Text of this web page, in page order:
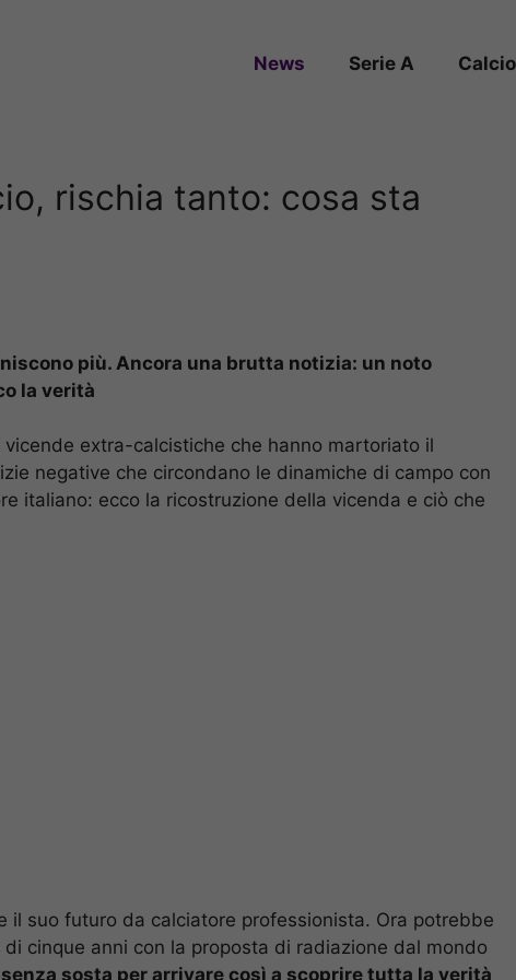
News Serie A
rischia tanto: cosa sta
più. Ancora una brutta notizia: un noto
la verità
extra-calcistiche che hanno martoriato il
negative che circondano le dinamiche di campo con
italiano: ecco la ricostruzione della vicenda e ciò che
il suo futuro da calciatore professionista. Ora potrebbe
cinque anni con la proposta di radiazione dal mondo
sosta per arrivare così a scoprire tutta la verità